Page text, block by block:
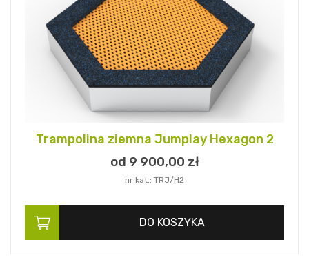
Trampolina ziemna Jumplay Hexagon 2
od 9 900,00 zł
nr kat.: TRJ/H2
DO KOSZYKA